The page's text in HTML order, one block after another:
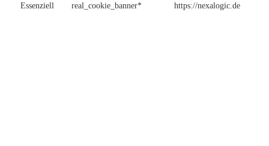
Essenziell real_cookie_banner* https://nexalogic.de